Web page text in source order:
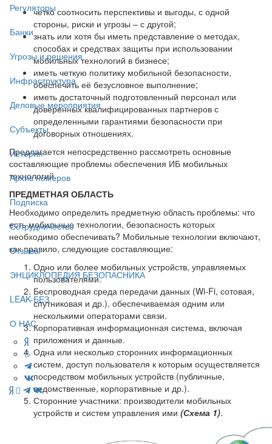
Регуляторы
Банки
Угрозы и решения
Инфраструктура
Деловые мероприятия
Субъекты
История
Архив номеров
Подписка
Сотрудничество
Отзывы
ЭНЦИКЛОПЕДИЯ БЕЗОПАСНИКА
LEAK-БЕЗ
О НАС
четко соотносить перспективы и выгоды, с одной
стороны, риски и угрозы – с другой;
знать или хотя бы иметь представление о методах,
способах и средствах защиты при использовании
мобильных технологий в бизнесе;
иметь четкую политику мобильной безопасности,
обеспечить её безусловное выполнение;
иметь достаточный подготовленный персонал или
доверенных квалифицированных партнеров с
определенными гарантиями безопасности при
договорных отношениях.
Предлагается непосредственно рассмотреть основные
составляющие проблемы обеспечения ИБ мобильных
технологий.
ПРЕДМЕТНАЯ ОБЛАСТЬ
Необходимо определить предметную область проблемы: что
есть мобильные технологии, безопасность которых
необходимо обеспечивать? Мобильные технологии включают,
как правило, следующие составляющие:
Одно или более мобильных устройств, управляемых
пользователями.
Беспроводная среда передачи данных (Wi-Fi, сотовая,
спутниковая и др.), обеспечиваемая одним или
несколькими операторами связи.
Корпоративная информационная система, включая
приложения и данные.
Одна или несколько сторонних информационных
систем, доступ пользователя к которым осуществляется
посредством мобильных устройств (публичные,
ведомственные, корпоративные и др.).
Сторонние участники: производители мобильных
устройств и систем управления ими (Схема 1).